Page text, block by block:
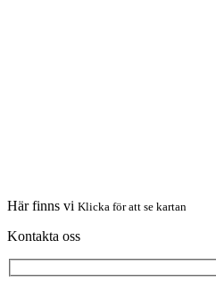
Här finns vi Klicka för att se kartan
Kontakta oss